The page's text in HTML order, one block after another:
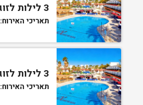
3 לילות לזוג ע"ב לינה וארוחת בוקר בחדר גן
תאריכי האירוח:
3 לילות לזוג ע"ב חצי פנסיון בחדר גן
תאריכי האירוח: